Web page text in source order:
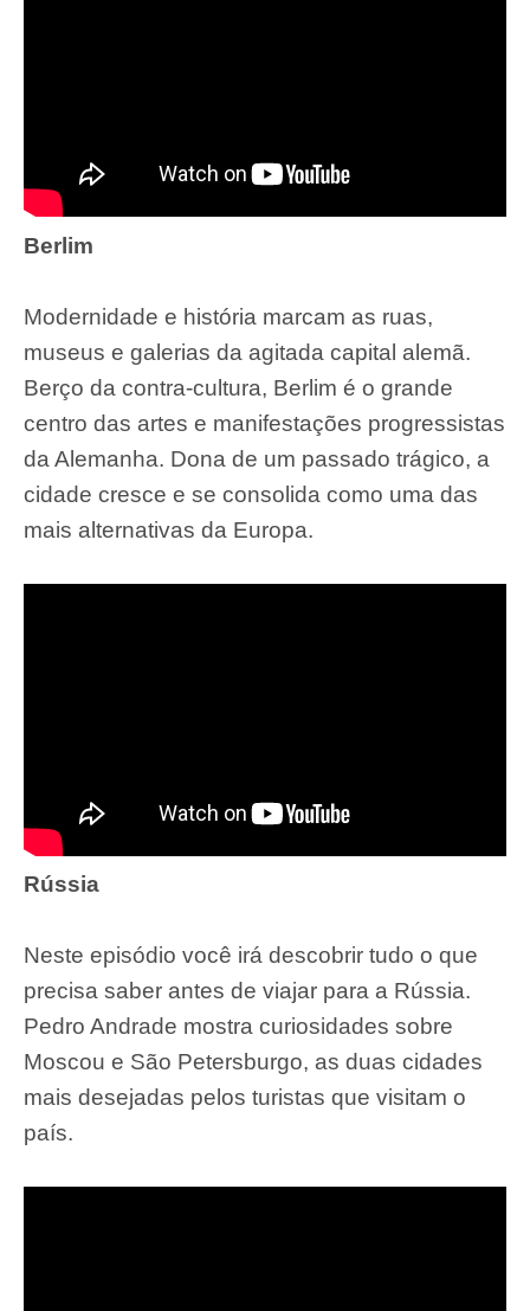
Berlim
Modernidade e história marcam as ruas,
museus e galerias da agitada capital alemã.
Berço da contra-cultura, Berlim é o grande
centro das artes e manifestações progressistas
da Alemanha. Dona de um passado trágico, a
cidade cresce e se consolida como uma das
mais alternativas da Europa.
Rússia
Neste episódio você irá descobrir tudo o que
precisa saber antes de viajar para a Rússia.
Pedro Andrade mostra curiosidades sobre
Moscou e São Petersburgo, as duas cidades
mais desejadas pelos turistas que visitam o
país.